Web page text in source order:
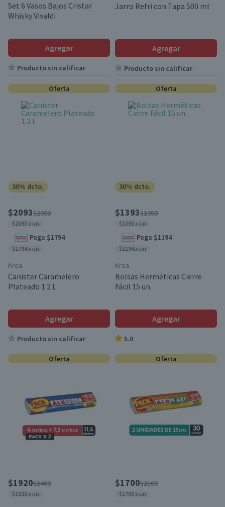
Set 6 Vasos Bajos Cristar
Whisky Vivaldi
Agregar
Producto sin calificar
Jarro Refri con Tapa 500 ml
Agregar
Producto sin calificar
Oferta
30% dcto.
$2093$2990
$2093 x un
Paga $1794
$1794 x un
Krea
Canister Caramelero
Plateado 1.2 L
Agregar
Producto sin calificar
Oferta
30% dcto.
$1393$1990
$1393 x un
Paga $1194
$1194 x un
Krea
Bolsas Herméticas Cierre
Fácil 15 un.
Agregar
5.0
Oferta
$1920$2400
$1920 x un
Oferta
$1700$2100
$1700 x un